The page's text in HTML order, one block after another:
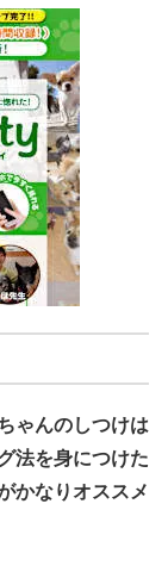
ゃんのしつけは
法を身につけた
かなりオススメ